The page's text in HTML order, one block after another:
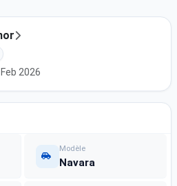
2026
Modèle
Navara